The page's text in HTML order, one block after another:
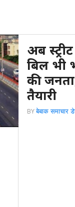
अब
बिल भी
की
तैयारी
BYबेबाक समाचार